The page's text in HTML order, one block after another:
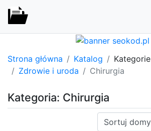
Strona główna Katalog
Kategorie
Zdrowie i uroda
Chirurgia
Kategoria: Chirurgia
Sortuj: